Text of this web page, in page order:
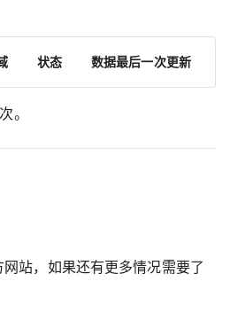
状态 数据最后一次更新
。
站，如果还有更多情况需要了